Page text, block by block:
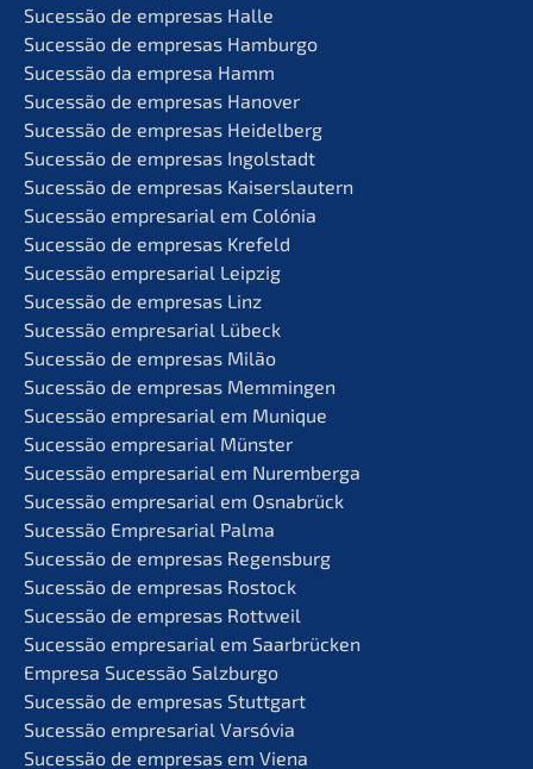
Suces­são de empre­sas Halle
Suces­são de empre­sas Hamburgo
Suces­são da empre­sa Hamm
Suces­são de empre­sas Hanover
Suces­são de empre­sas Heidelberg
Suces­são de empre­sas Ingolstadt
Suces­são de empre­sas Kaiserslautern
Suces­são empre­sa­ri­al em Colónia
Suces­são de empre­sas Krefeld
Suces­são empre­sa­ri­al Leipzig
Suces­são de empre­sas Linz
Suces­são empre­sa­ri­al Lübeck
Suces­são de empre­sas Milão
Suces­são de empre­sas Memmingen
Suces­são empre­sa­ri­al em Munique
Suces­são empre­sa­ri­al Münster
Suces­são empre­sa­ri­al em Nuremberga
Suces­são empre­sa­ri­al em Osnabrück
Suces­são Empre­sa­ri­al Palma
Suces­são de empre­sas Regensburg
Suces­são de empre­sas Rostock
Suces­são de empre­sas Rottweil
Suces­são empre­sa­ri­al em Saarbrücken
Empre­sa Suces­são Salzburgo
Suces­são de empre­sas Stuttgart
Suces­são empre­sa­ri­al Varsóvia
Suces­são de empre­sas em Viena